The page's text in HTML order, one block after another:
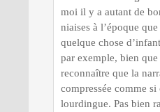
moi il y a autant de
niaises à l’époque
quelque chose
par exemple, bien
reconnaître que la
compressée comme
lourdingue. Pas bien